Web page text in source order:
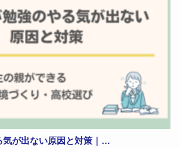
気が出ない原因と対策｜…